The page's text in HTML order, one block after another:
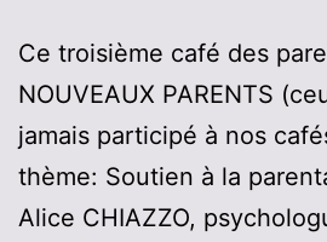
Ce troisième café des
NOUVEAUX PARENTS
jamais participé à nos
thème: Soutien à la
Alice CHIAZZO,